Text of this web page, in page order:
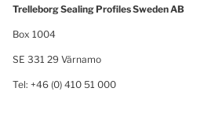
Trelleborg Sealing Profiles Sweden AB
Box 1004
SE 331 29 Värnamo
Tel: +46 (0) 410 51 000